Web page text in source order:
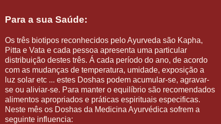
Para a sua Saúde:
Os três biotipos reconhecidos pelo Ayurveda são Kapha,
Pitta e Vata e cada pessoa apresenta uma particular
distribuição destes três. Á cada período do ano, de acordo
com as mudanças de temperatura, umidade, exposição a
luz solar etc ... estes Doshas podem acumular-se, agravar-
se ou aliviar-se. Para manter o equilíbrio são recomendados
alimentos apropriados e práticas espirituais especificas.
Neste mês os Doshas da Medicina Ayurvédica sofrem a
seguinte influencia: